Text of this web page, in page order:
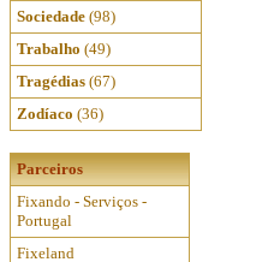
Sociedade (98)
Trabalho (49)
Tragédias (67)
Zodíaco (36)
Parceiros
Fixando - Serviços -
Portugal
Fixeland